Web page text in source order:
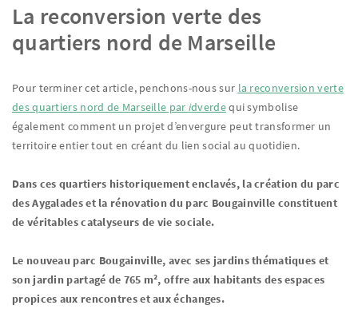
La reconversion verte des
quartiers nord de Marseille
Pour terminer cet article, penchons-nous sur la reconversion verte
des quartiers nord de Marseille par idverdequi symbolise
également comment un projet d’envergure peut transformer un
territoire entier tout en créant du lien social au quotidien.
Dans ces quartiers historiquement enclavés, la création du parc
des Aygalades et la rénovation du parc Bougainville constituent
de véritables catalyseurs de vie sociale.
Le nouveau parc Bougainville, avec ses jardins thématiques et
son jardin partagé de 765 m², offre aux habitants des espaces
propices aux rencontres et aux échanges.